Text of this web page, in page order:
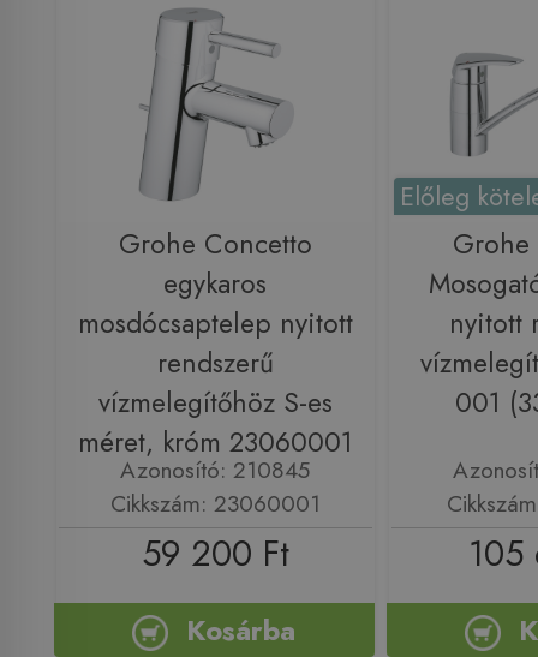
Grohe Concetto
egykaros
mosdócsaptelep nyitott
rendszerű
vízmelegítőhöz S-es
méret, króm 23060001
Azonosító: 210845
Cikkszám: 23060001
59 200 Ft
Kosárba
Előleg
Grohe
nyitott
001
105